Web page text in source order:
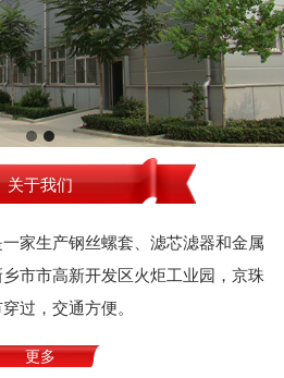
关于我们
家生产钢丝螺套、滤芯滤器和金属
市市高新开发区火炬工业园，京珠
过，交通方便。
更多